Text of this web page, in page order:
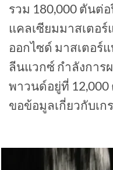
รวม 180,000 ตัน
แคลเซียมมาสเตอร์
ออกไซด์ มาสเตอร์
ลีนแวกซ์ กำลังการ
พาวนด์อยู่ที่ 12,000
ขอข้อมูลเกี่ยวกับเ